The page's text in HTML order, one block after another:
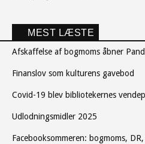
MEST LÆSTE
Afskaffelse af bogmoms åbner
Finanslov som kulturens gavebod
Covid-19 blev bibliotekernes
Udlodningsmidler 2025
Facebooksommeren: bogmoms,